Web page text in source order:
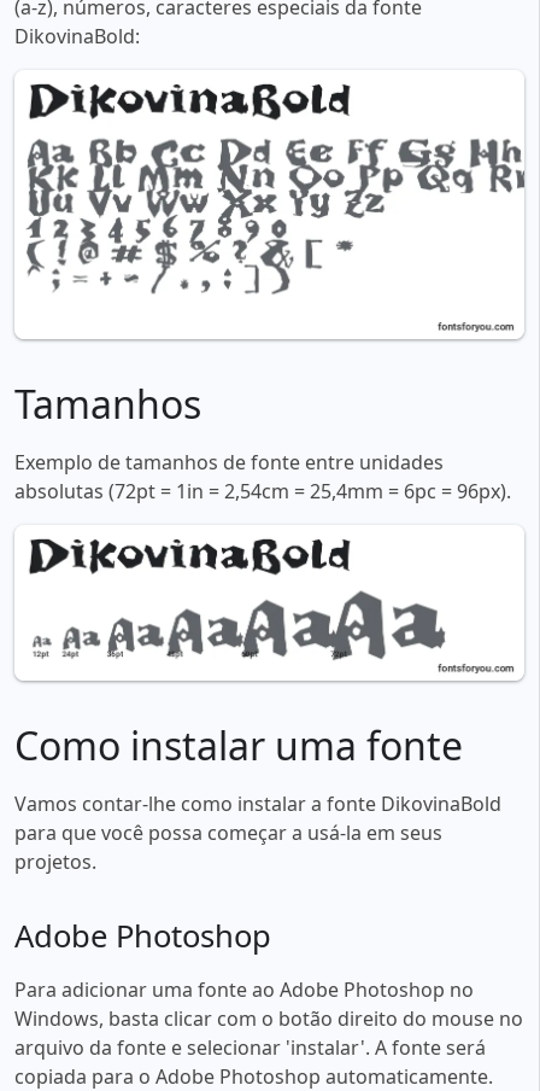
(a-z), números, caracteres especiais da fonte
DikovinaBold:
Tamanhos
Exemplo de tamanhos de fonte entre unidades
absolutas (72pt = 1in = 2,54cm = 25,4mm = 6pc = 96px).
Como instalar uma fonte
Vamos contar-lhe como instalar a fonte DikovinaBold
para que você possa começar a usá-la em seus
projetos.
Adobe Photoshop
Para adicionar uma fonte ao Adobe Photoshop no
Windows, basta clicar com o botão direito do mouse no
arquivo da fonte e selecionar 'instalar'. A fonte será
copiada para o Adobe Photoshop automaticamente.